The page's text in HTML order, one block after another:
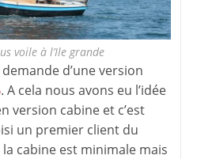
voile à l’Ile grande
d’une version
. A cela nous avons eu l’idée
version cabine et c’est
un premier client du
cabine est minimale mais